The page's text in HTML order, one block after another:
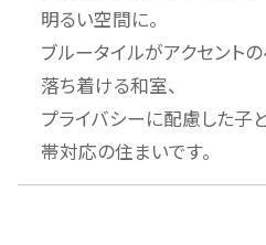
明るい空間に。
ブルータイルがアクセント
落ち着ける和室、
プライバシーに配慮した子
帯対応の住まいです。